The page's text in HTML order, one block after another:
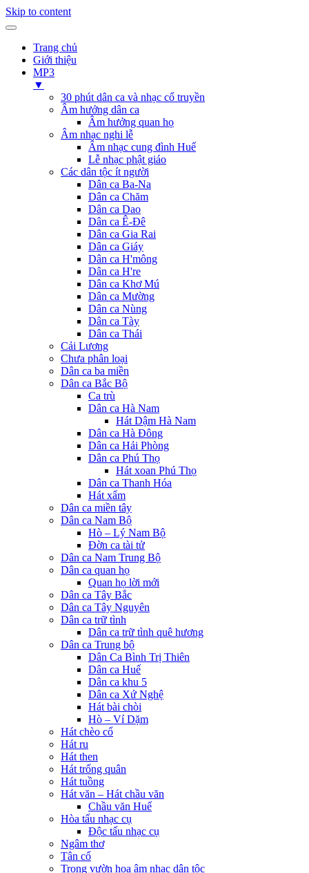
Skip to content
Trang chủ
Giới thiệu
MP3
▼
30 phút dân ca và nhạc cổ truyền
Âm hưởng dân ca
Âm hưởng quan họ
Âm nhạc nghi lễ
Âm nhạc cung đình Huế
Lễ nhạc phật giáo
Các dân tộc ít người
Dân ca Ba-Na
Dân ca Chăm
Dân ca Dao
Dân ca Ê-Đê
Dân ca Gia Rai
Dân ca Giáy
Dân ca H'mông
Dân ca H're
Dân ca Khơ Mú
Dân ca Mường
Dân ca Nùng
Dân ca Tày
Dân ca Thái
Cải Lương
Chưa phân loại
Dân ca ba miền
Dân ca Bắc Bộ
Ca trù
Dân ca Hà Nam
Hát Dậm Hà Nam
Dân ca Hà Đông
Dân ca Hải Phòng
Dân ca Phú Thọ
Hát xoan Phú Thọ
Dân ca Thanh Hóa
Hát xẩm
Dân ca miền tây
Dân ca Nam Bộ
Hò – Lý Nam Bộ
Đờn ca tài tử
Dân ca Nam Trung Bộ
Dân ca quan họ
Quan họ lời mới
Dân ca Tây Bắc
Dân ca Tây Nguyên
Dân ca trữ tình
Dân ca trữ tình quê hương
Dân ca Trung bộ
Dân Ca Bình Trị Thiên
Dân ca Huế
Dân ca khu 5
Dân ca Xứ Nghệ
Hát bài chòi
Hò – Ví Dặm
Hát chèo cổ
Hát ru
Hát then
Hát trống quân
Hát tuồng
Hát văn – Hát chầu văn
Chầu văn Huế
Hòa tấu nhạc cụ
Độc tấu nhạc cụ
Ngâm thơ
Tân cổ
Trong vườn hoa âm nhạc dân tộc